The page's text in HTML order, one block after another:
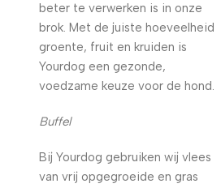
beter te verwerken is in onze
brok. Met de juiste hoeveelheid
groente, fruit en kruiden is
Yourdog een gezonde,
voedzame keuze voor de hond.
Buffel
Bij Yourdog gebruiken wij vlees
van vrij opgegroeide en gras